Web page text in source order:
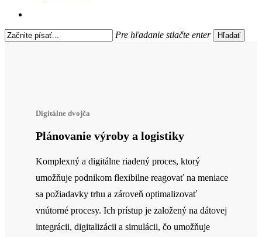
Pre hľadanie stlačte enter Hľadať
Digitálne dvojča
Plánovanie výroby a logistiky
Komplexný a digitálne riadený proces, ktorý
umožňuje podnikom flexibilne reagovať na meniace
sa požiadavky trhu a zároveň optimalizovať
vnútorné procesy. Ich prístup je založený na dátovej
integrácii, digitalizácii a simulácii, čo umožňuje